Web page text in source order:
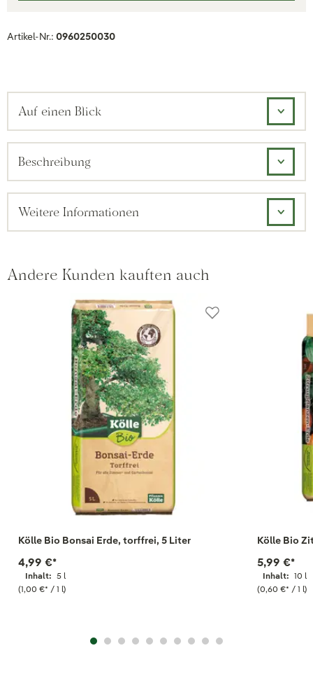
Artikel-Nr.: 0960250030
Auf einen Blick
Beschreibung
Weitere Informationen
Andere Kunden kauften auch
Kölle Bio Bonsai Erde, torffrei, 5 Liter
Inhalt: 5 l
(1,00 €* / 1 l)
4,99 €*
Kölle Bio
Inhalt: 10 l
(0,60 €* / 1 l)
5,99 €*